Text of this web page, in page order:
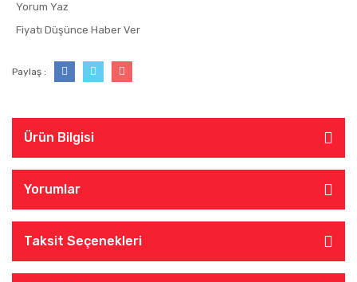
Yorum Yaz
Fiyatı Düşünce Haber Ver
Paylaş :
Ürün Bilgisi
Yorumlar
Taksit Seçenekleri